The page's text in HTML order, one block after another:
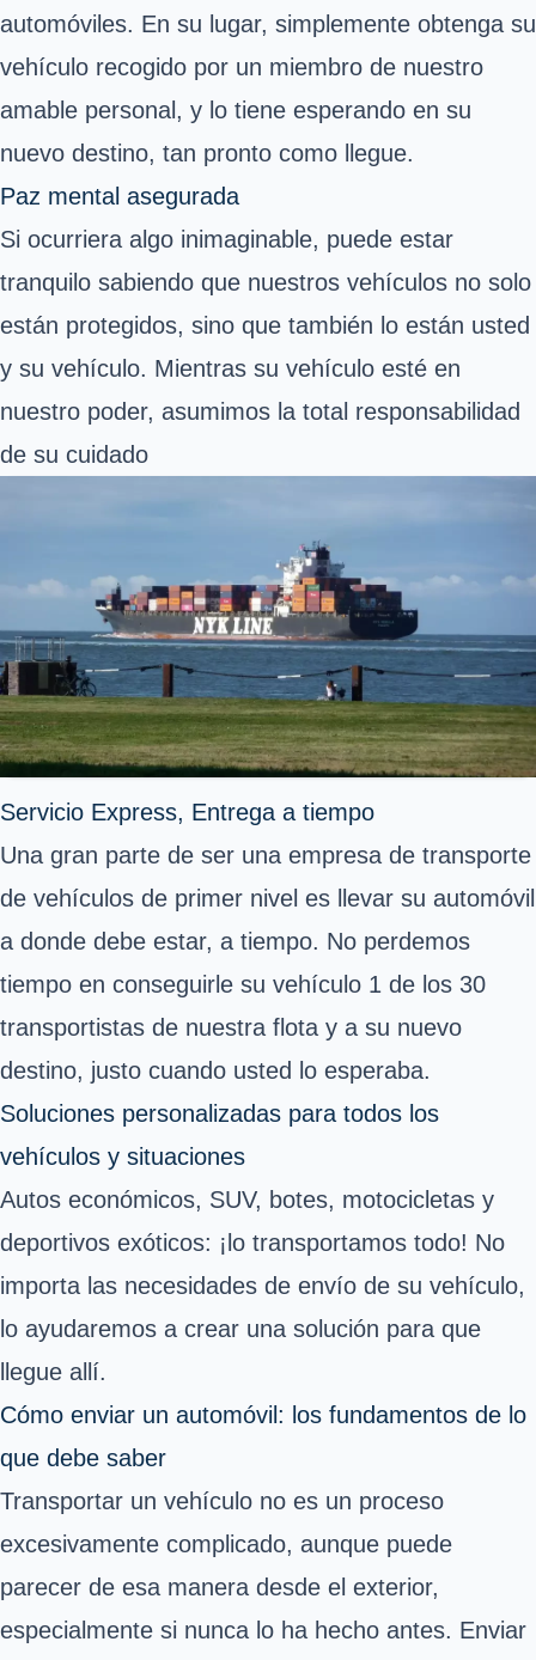
automóviles. En su lugar, simplemente obtenga su
vehículo recogido por un miembro de nuestro
amable personal, y lo tiene esperando en su
nuevo destino, tan pronto como llegue.
Paz mental asegurada
Si ocurriera algo inimaginable, puede estar
tranquilo sabiendo que nuestros vehículos no solo
están protegidos, sino que también lo están usted
y su vehículo. Mientras su vehículo esté en
nuestro poder, asumimos la total responsabilidad
de su cuidado
Servicio Express, Entrega a tiempo
Una gran parte de ser una empresa de transporte
de vehículos de primer nivel es llevar su automóvil
a donde debe estar, a tiempo. No perdemos
tiempo en conseguirle su vehículo 1 de los 30
transportistas de nuestra flota y a su nuevo
destino, justo cuando usted lo esperaba.
Soluciones personalizadas para todos los
vehículos y situaciones
Autos económicos, SUV, botes, motocicletas y
deportivos exóticos: ¡lo transportamos todo! No
importa las necesidades de envío de su vehículo,
lo ayudaremos a crear una solución para que
llegue allí.
Cómo enviar un automóvil: los fundamentos de lo
que debe saber
Transportar un vehículo no es un proceso
excesivamente complicado, aunque puede
parecer de esa manera desde el exterior,
especialmente si nunca lo ha hecho antes. Enviar